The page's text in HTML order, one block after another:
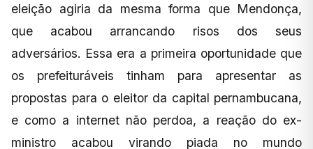
eleição agiria da mesma forma que Mendonça,
que acabou arrancando risos dos seus
adversários. Essa era a primeira oportunidade que
os prefeituráveis tinham para apresentar as
propostas para o eleitor da capital pernambucana,
e como a internet não perdoa, a reação do ex-
ministro acabou virando piada no mundo